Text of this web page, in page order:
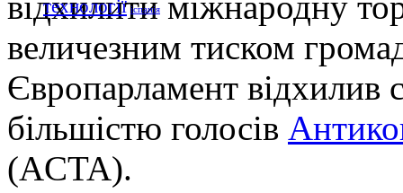
технології іспанія
величезним тиском
Європарламент відхилив
більшістю голосів
(ACTA).